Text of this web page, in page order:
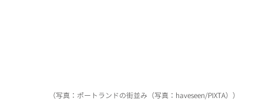
（写真：ポートランドの街並み（写真：haveseen/PIXTA））